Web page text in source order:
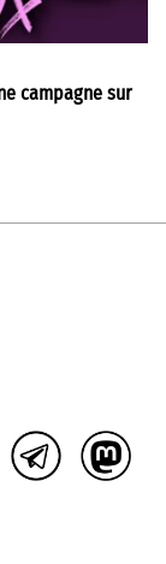
campagne sur